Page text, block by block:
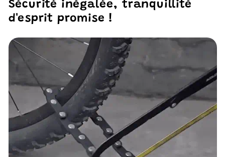
Sécurité inégalée, tranquillité
d'esprit promise !